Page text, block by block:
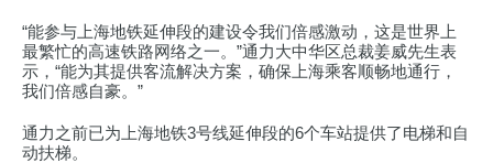
“能参与上海地铁延伸段的建设令我们倍感激动，这是世界上
最繁忙的高速铁路网络之一。”通力大中华区总裁姜威先生表
示，“能为其提供客流解决方案，确保上海乘客顺畅地通行，
我们倍感自豪。”
通力之前已为上海地铁3号线延伸段的6个车站提供了电梯和自
动扶梯。